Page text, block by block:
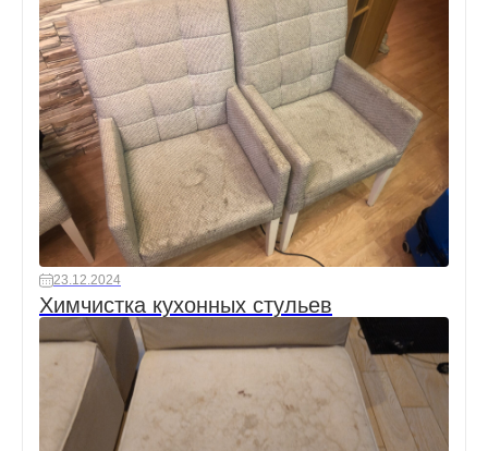
23.12.2024
Химчистка кухонных стульев